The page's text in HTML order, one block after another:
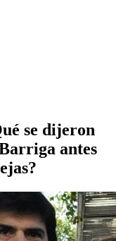
se dijeron
antes